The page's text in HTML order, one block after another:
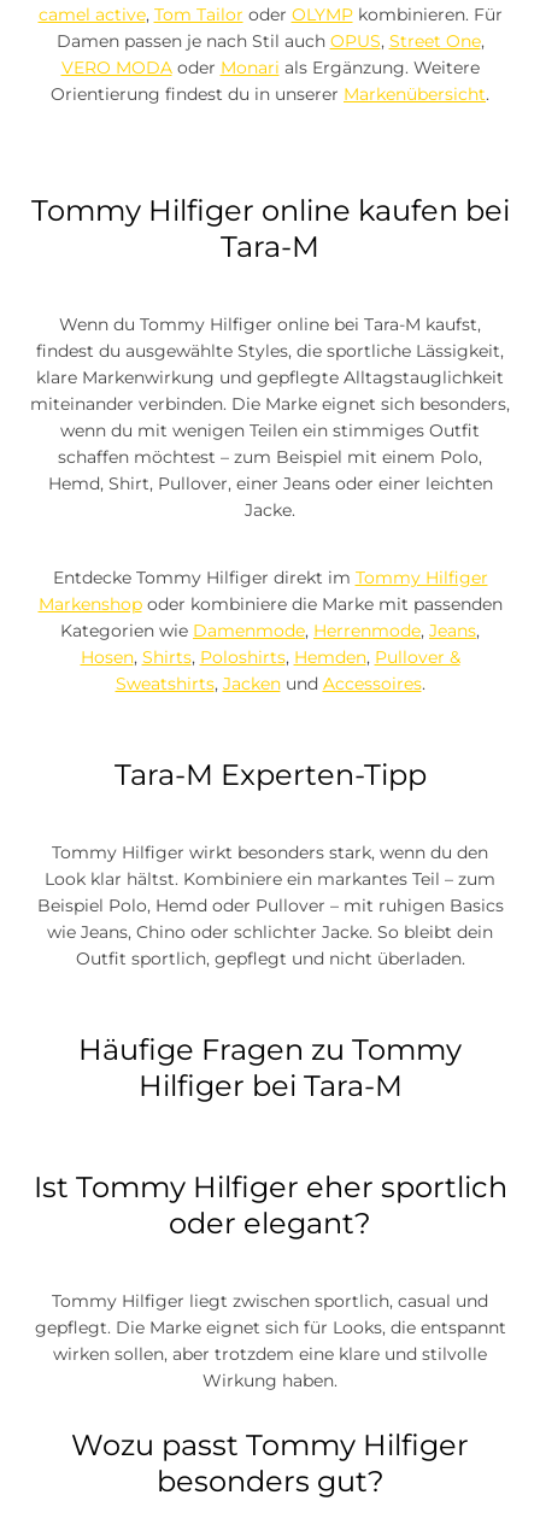
camel active, Tom Tailor oder OLYMPkombinieren. Für
Damen passen je nach Stil auch OPUS, Street One,
VERO MODAoder Monari als Ergänzung. Weitere
Orientierung findest du in unserer Markenübersicht.
Tommy Hilfiger online kaufen bei
Tara-M
Wenn du Tommy Hilfiger online bei Tara-M kaufst,
findest du ausgewählte Styles, die sportliche Lässigkeit,
klare Markenwirkung und gepflegte Alltagstauglichkeit
miteinander verbinden. Die Marke eignet sich besonders,
wenn du mit wenigen Teilen ein stimmiges Outfit
schaffen möchtest – zum Beispiel mit einem Polo,
Hemd, Shirt, Pullover, einer Jeans oder einer leichten
Jacke.
Entdecke Tommy Hilfiger direkt im Tommy Hilfiger
Markenshopoder kombiniere die Marke mit passenden
Kategorien wie Damenmode, Herrenmode, Jeans,
Hosen, Shirts, Poloshirts, Hemden, Pullover &
Sweatshirts, Jackenund Accessoires.
Tara-M Experten-Tipp
Tommy Hilfiger wirkt besonders stark, wenn du den
Look klar hältst. Kombiniere ein markantes Teil – zum
Beispiel Polo, Hemd oder Pullover – mit ruhigen Basics
wie Jeans, Chino oder schlichter Jacke. So bleibt dein
Outfit sportlich, gepflegt und nicht überladen.
Häufige Fragen zu Tommy
Hilfiger bei Tara-M
Ist Tommy Hilfiger eher sportlich
oder elegant?
Tommy Hilfiger liegt zwischen sportlich, casual und
gepflegt. Die Marke eignet sich für Looks, die entspannt
wirken sollen, aber trotzdem eine klare und stilvolle
Wirkung haben.
Wozu passt Tommy Hilfiger
besonders gut?